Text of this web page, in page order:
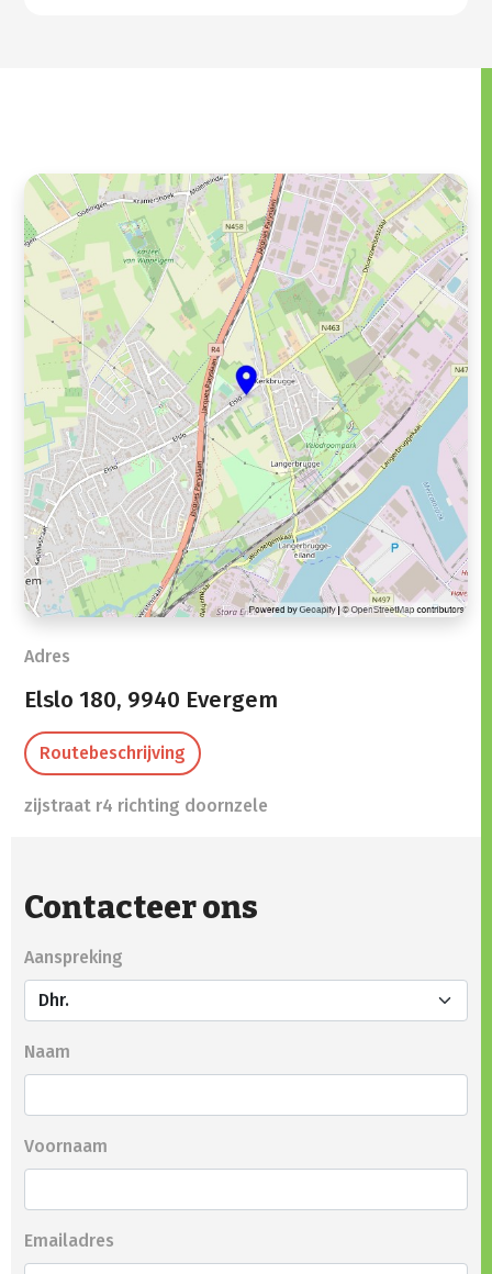
Adres
Elslo 180, 9940 Evergem
Routebeschrijving
zijstraat r4 richting doornzele
Contacteer ons
Aanspreking
Naam
Voornaam
Emailadres